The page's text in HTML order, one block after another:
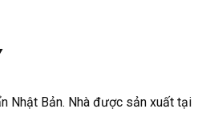
Nhật Bản. Nhà được sản xuất tại